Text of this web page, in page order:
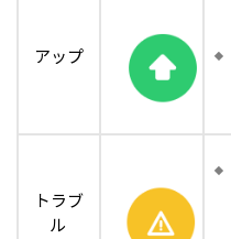
アップ
トラブ
ル